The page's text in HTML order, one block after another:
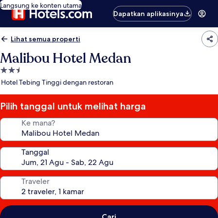
Langsung ke konten utama
Dapatkan aplikasinya
Lihat semua properti
Malibou Hotel Medan
Properti
bintang
Hotel Tebing Tinggi dengan restoran
Pilih tanggal untuk melihat harga
Ke mana?
Tanggal
Traveler